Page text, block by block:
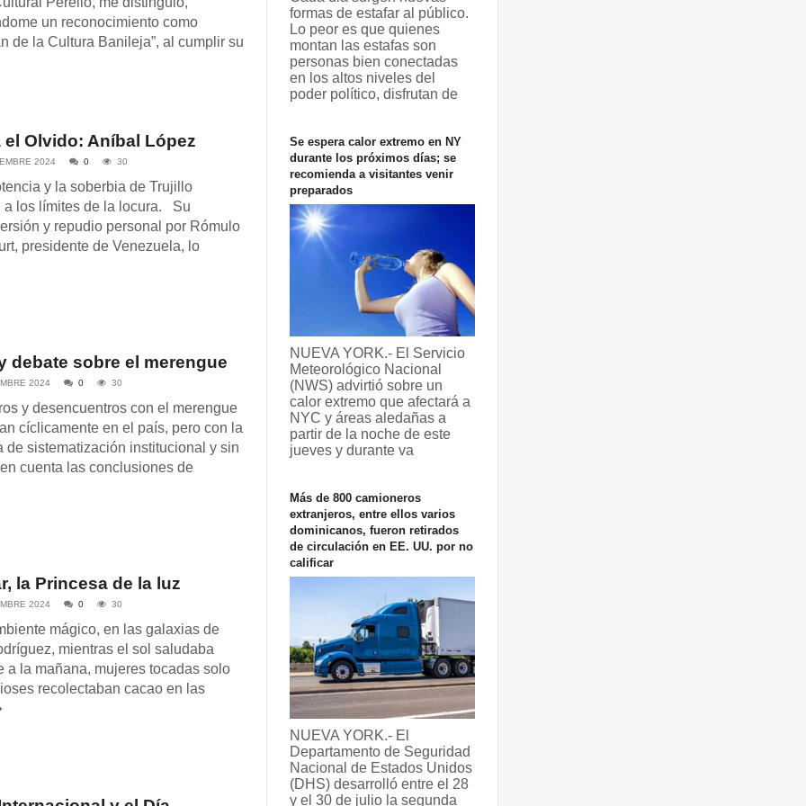
un reconocimiento como
de la Cultura Banileja”, al cumplir su
el Olvido: Aníbal López
2024 0 30
y la soberbia de Trujillo
a los límites de la locura. Su
y repudio personal por Rómulo
presidente de Venezuela, lo
debate sobre el merengue
2024 0 30
y desencuentros con el merengue
cíclicamente en el país, pero con la
de sistematización institucional y sin
cuenta las conclusiones de
la Princesa de la luz
2024 0 30
mágico, en las galaxias de
mientras el sol saludaba
a la mañana, mujeres tocadas solo
recolectaban cacao en las
formas de estafar al público.
Lo peor es que quienes
montan las estafas son
personas bien conectadas
en los altos niveles del
poder político, disfrutan de
Se espera calor extremo en NY
durante los próximos días; se
recomienda a visitantes venir
preparados
NUEVA YORK.- El Servicio
Meteorológico Nacional
(NWS) advirtió sobre un
calor extremo que afectará a
NYC y áreas aledañas a
partir de la noche de este
jueves y durante va
Más de 800 camioneros
extranjeros, entre ellos varios
dominicanos, fueron retirados
de circulación en EE. UU. por no
calificar
NUEVA YORK.- El
Departamento de Seguridad
Nacional de Estados Unidos
(DHS) desarrolló entre el 28
y el 30 de julio la segunda